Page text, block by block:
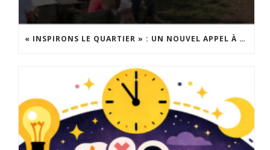
« INSPIRONS LE QUARTIER » : UN NOUVEL APPEL À PROJETS EST LANCÉ !